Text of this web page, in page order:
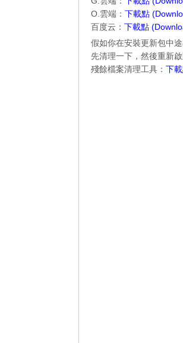
O.雲端： 下載點
百度云： 下載點
假如你在安裝更新包中
先清理一下，然後重新
殘餘檔案清理工具： 下